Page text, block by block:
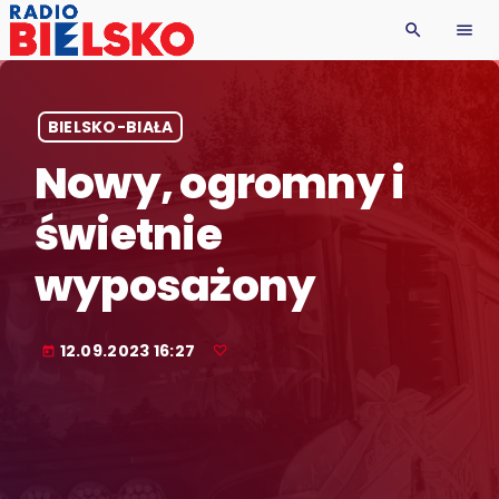
search menu
BIELSKO-BIAŁA
Nowy, ogromny i
świetnie
wyposażony
today 12.09.2023 16:27